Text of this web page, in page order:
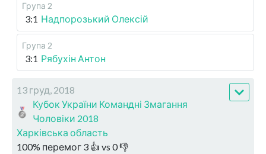
Група 2
3:1 Надпорозький Олексій
Група 2
3:1 Рябухін Антон
13 груд, 2018
Кубок України Командні Змагання
Чоловіки 2018
Харківська область
100% перемог 3 👍 vs 0👎